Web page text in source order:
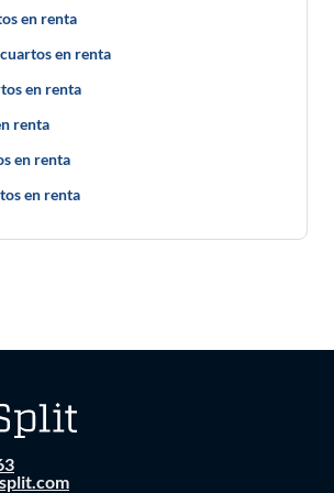
en renta
en renta
en renta
renta
en renta
en renta